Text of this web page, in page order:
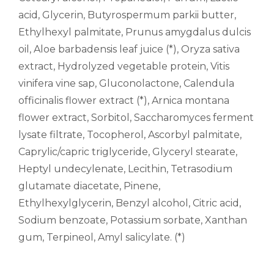
acid, Glycerin, Butyrospermum parkii butter,
Ethylhexyl palmitate, Prunus amygdalus dulcis
oil, Aloe barbadensis leaf juice (*), Oryza sativa
extract, Hydrolyzed vegetable protein, Vitis
vinifera vine sap, Gluconolactone, Calendula
officinalis flower extract (*), Arnica montana
flower extract, Sorbitol, Saccharomyces ferment
lysate filtrate, Tocopherol, Ascorbyl palmitate,
Caprylic/capric triglyceride, Glyceryl stearate,
Heptyl undecylenate, Lecithin, Tetrasodium
glutamate diacetate, Pinene,
Ethylhexylglycerin, Benzyl alcohol, Citric acid,
Sodium benzoate, Potassium sorbate, Xanthan
gum, Terpineol, Amyl salicylate. (*)